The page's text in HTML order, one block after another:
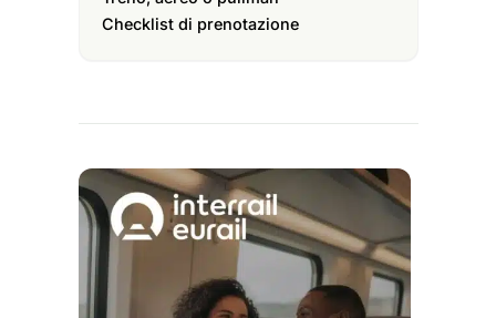
Checklist di prenotazione